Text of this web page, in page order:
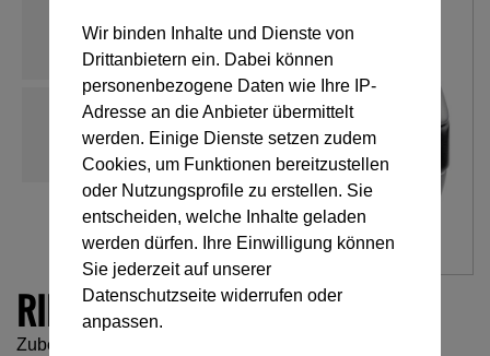
RING2SIDE
Zubehör zum Umbauen einer seitlichen Halteöse aus
Wir binden Inhalte und Dienste von
Drittanbietern ein. Dabei können
personenbezogene Daten wie Ihre IP-
Adresse an die Anbieter übermittelt
werden. Einige Dienste setzen zudem
Cookies, um Funktionen bereitzustellen
oder Nutzungsprofile zu erstellen. Sie
entscheiden, welche Inhalte geladen
werden dürfen. Ihre Einwilligung können
Sie jederzeit auf unserer
Datenschutzseite widerrufen oder
anpassen.